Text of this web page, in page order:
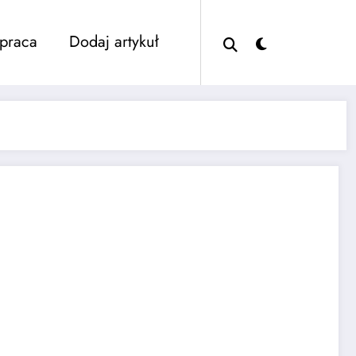
Dodaj artykuł